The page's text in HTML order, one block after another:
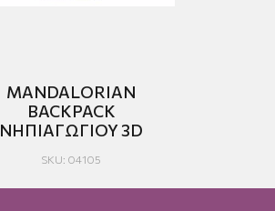
MANDALORIAN
BACKPACK
ΝΗΠΙΑΓΩΓΙΟΥ 3D
SKU: 04105